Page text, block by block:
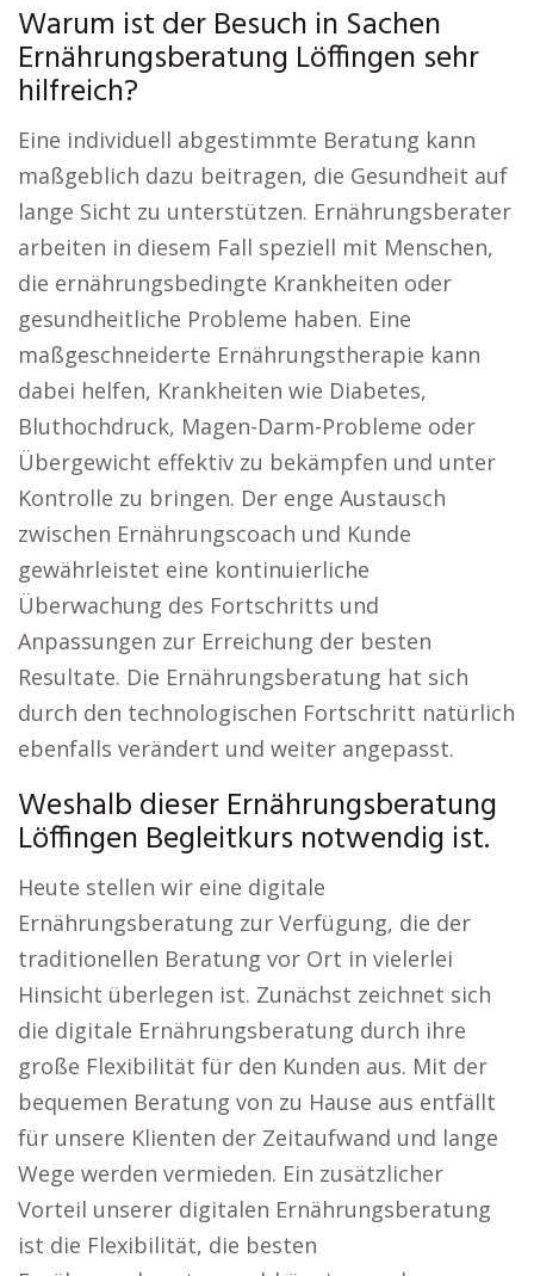
Warum ist der Besuch in Sachen
Ernährungsberatung Löffingen sehr
hilfreich?
Eine individuell abgestimmte Beratung kann
maßgeblich dazu beitragen, die Gesundheit auf
lange Sicht zu unterstützen. Ernährungsberater
arbeiten in diesem Fall speziell mit Menschen,
die ernährungsbedingte Krankheiten oder
gesundheitliche Probleme haben. Eine
maßgeschneiderte Ernährungstherapie kann
dabei helfen, Krankheiten wie Diabetes,
Bluthochdruck, Magen-Darm-Probleme oder
Übergewicht effektiv zu bekämpfen und unter
Kontrolle zu bringen. Der enge Austausch
zwischen Ernährungscoach und Kunde
gewährleistet eine kontinuierliche
Überwachung des Fortschritts und
Anpassungen zur Erreichung der besten
Resultate. Die Ernährungsberatung hat sich
durch den technologischen Fortschritt natürlich
ebenfalls verändert und weiter angepasst.
Weshalb dieser Ernährungsberatung
Löffingen Begleitkurs notwendig ist.
Heute stellen wir eine digitale
Ernährungsberatung zur Verfügung, die der
traditionellen Beratung vor Ort in vielerlei
Hinsicht überlegen ist. Zunächst zeichnet sich
die digitale Ernährungsberatung durch ihre
große Flexibilität für den Kunden aus. Mit der
bequemen Beratung von zu Hause aus entfällt
für unsere Klienten der Zeitaufwand und lange
Wege werden vermieden. Ein zusätzlicher
Vorteil unserer digitalen Ernährungsberatung
ist die Flexibilität, die besten